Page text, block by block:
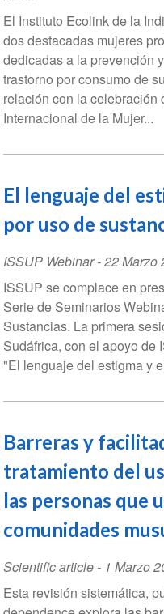
El Instituto Ecolink de la
dos destacadas mujeres
dedicadas a la prevención
trastorno por consumo de
relación con la celebración
Internacional de la Mujer...
El lenguaje del
por uso de
ISSUP Webinar-22 Marzo
ISSUP se complace en
Serie de Seminarios
Sustancias. La primera
Sudáfrica, con el apoyo de
"El lenguaje del estigma y
Barreras y
tratamiento del
las personas que
comunidades
Scientific article- 1 Marzo
Esta revisión sistemática,